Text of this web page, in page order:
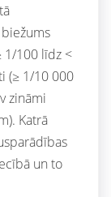
1/100 līdz <
(≥ 1/10 000
zināmi
Katrā
un to